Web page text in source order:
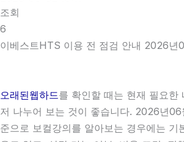
조회
6
이베스트HTS 이용 전 점검 안내 2026년
오래된웹하드를 확인할 때는 현재 필요한
저 나누어 보는 것이 좋습니다. 2026년06
준으로 보컬강의를 알아보는 경우에는 기